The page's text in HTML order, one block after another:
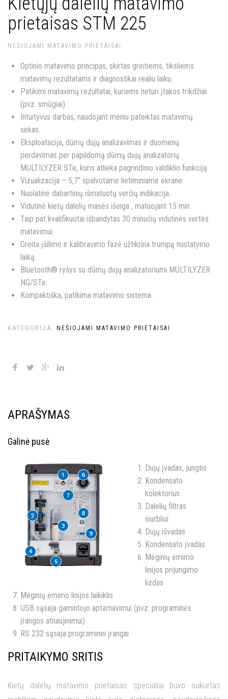
prietaisas STM 225
NEŠIOJAMI MATAVIMO PRIETAISAI
Optinio matavimo principas, skirtas greitiems, tiksliems
matavimų rezultatams ir diagnostikai realiu laiku.
Patikimi matavimų rezultatai, kuriems neturi įtakos trikdžiai
(pvz. smūgiai).
Intuityvus darbas, naudojant meniu pateiktas matavimų
sekas.
Eksploatacija, dūmų dujų analizavimas ir duomenų
perdavimas per papildomą dūmų dujų analizatorių
MULTILYZER STe, kuris atlieka pagrindinio valdiklio funkciją.
Vizualizacija – 5,7“ spalvotame lietiminiame ekrane.
Nuolatinė dabartinių išmatuotų verčių indikacija.
Vidutinė kietų dalelių masės išeiga , matuojant 15 min.
Taip pat kvalifikuotai išbandytas 30 minučių vidutinės vertės
matavimui.
Greita įšilimo ir kalibravimo fazė užtikrina trumpą nustatymo
laiką.
Bluetooth® ryšys su dūmų dujų analizatoriumi MULTILYZER
NG/STe.
Kompaktiška, patikima matavimo sistema.
KATEGORIJA: NEŠIOJAMI MATAVIMO PRIETAISAI
APRAŠYMAS
Galinė pusė
Dujų įvadas, jungtis
Kondensato
kolektorius
Dalelių filtras
siurbliui
Dujų išvadas
Kondensato įvadas
Mėginių ėmimo
linijos prijungimo
lizdas
Mėginių ėmimo linijos laikiklis
USB sąsaja gamintojo aptarnavimui (pvz. programinės
įrangos atnaujinimui)
RS 232 sąsaja programinei įrangai
PRITAIKYMO SRITIS
Kietų dalelių matavimo prietaisas specialiai buvo sukurtas